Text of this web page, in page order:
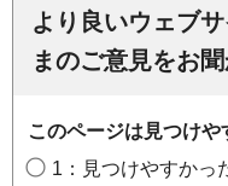
より良いウェブ
まのご意見をお
このページは見つけや
1：見つけやすかっ